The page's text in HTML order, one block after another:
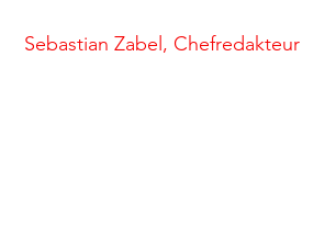
Sebastian Zabel, Chefredakteur